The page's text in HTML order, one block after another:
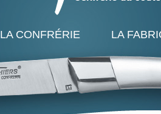
LA CONFRÉRIE LA